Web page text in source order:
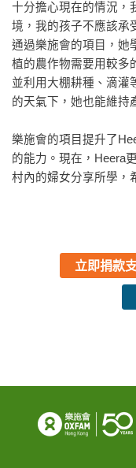
十分擔心現在的情況，
境，我的孩子不應該承
通過樂施會的項目，她
植的農作物需要用較多
並利用大棚耕種、滴灌
的天氣下，她也能維持
樂施會的項目提升了
的能力。現在，Heera
村內的婦女分享所學，
立即捐款